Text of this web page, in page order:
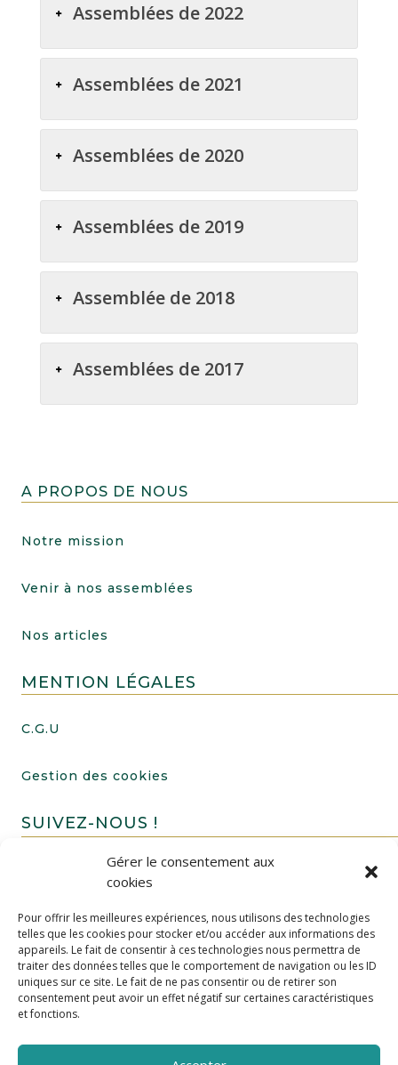
Gérer le consentement aux
cookies
Pour offrir les meilleures expériences, nous utilisons des technologies
telles que les cookies pour stocker et/ou accéder aux informations des
appareils. Le fait de consentir à ces technologies nous permettra de
traiter des données telles que le comportement de navigation ou les ID
uniques sur ce site. Le fait de ne pas consentir ou de retirer son
consentement peut avoir un effet négatif sur certaines caractéristiques
et fonctions.
Assemblées de 2022
Assemblées de 2021
Assemblées de 2020
Assemblées de 2019
Assemblée de 2018
Assemblées de 2017
A PROPOS DE NOUS
Notre mission
Venir à nos assemblées
Nos articles
MENTION LÉGALES
C.G.U
Gestion des cookies
SUIVEZ-NOUS !
FAIRE UN DON